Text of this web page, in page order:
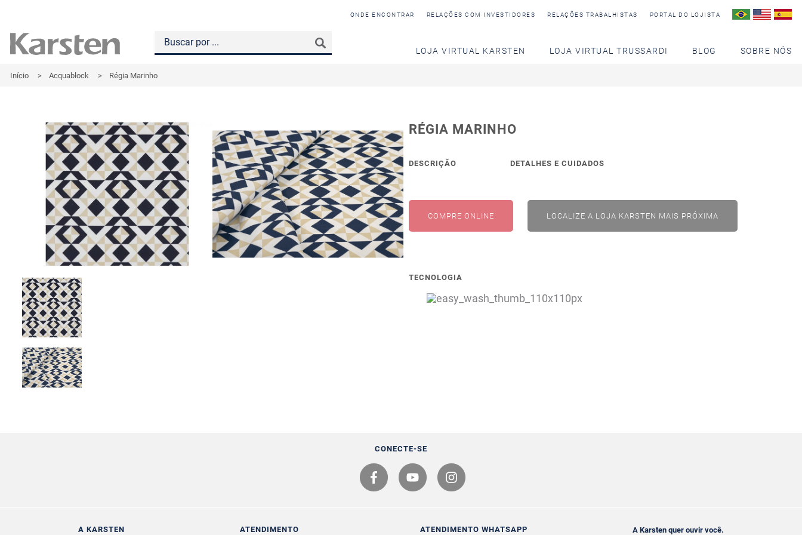
ONDE ENCONTRAR RELAÇÕES COM INVESTIDORES RELAÇÕES TRABALHISTAS PORTAL DO LOJISTA
LOJA VIRTUAL KARSTEN LOJA VIRTUAL TRUSSARDI BLOG SOBRE NÓS
Início > Acquablock > Régia Marinho
RÉGIA MARINHO
DESCRIÇÃO DETALHES E CUIDADOS
COMPRE ONLINE LOCALIZE A LOJA KARSTEN MAIS PRÓXIMA
TECNOLOGIA
CONECTE-SE
A KARSTEN ATENDIMENTO ATENDIMENTO WHATSAPP
A Karsten quer ouvir você.